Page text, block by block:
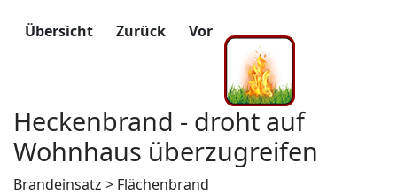
Übersicht Zurück Vor
Heckenbrand - droht auf
Wohnhaus überzugreifen
Brandeinsatz > Flächenbrand